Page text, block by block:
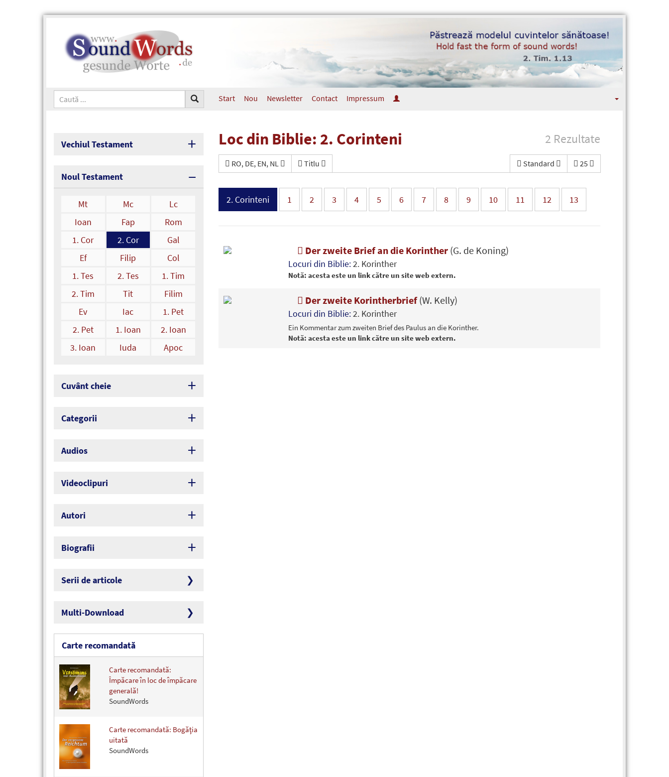
Start Nou Newsletter Contact Impressum
Vechiul Testament
Noul Testament
Mt Mc
Lc
Ioan
Fap
Rom
1. Cor
2. Cor
Gal
Ef
Filip
Col
1. Tes
2. Tes
1. Tim
2. Tim
Tit
Filim
Ev
Iac
1. Pet
2. Pet
1. Ioan
2. Ioan
3. Ioan
Iuda Apoc
Cuvânt cheie
Categorii
Audios
Videoclipuri
Autori
Biografii
Serii de articole
Multi-Download
Carte recomandată
Carte recomandată:
Împăcare în loc de împăcare
generală!
SoundWords
Carte recomandată: Bogăţia
uitată
SoundWords
2 Rezultate
Loc din Biblie: 2. Corinteni
RO, DE, EN, NL Titlu Standard 25
2. Corinteni 1 2 3 4 5 6 7 8 9 10 11 12 13
Der zweite Brief an die Korinther (G. de Koning)
Locuri din Biblie:2. Korinther
Notă: acesta este un link către un site web extern.
Der zweite Korintherbrief(W. Kelly)
Locuri din Biblie:2. Korinther
Ein Kommentar zum zweiten Brief des Paulus an die Korinther.
Notă: acesta este un link către un site web extern.